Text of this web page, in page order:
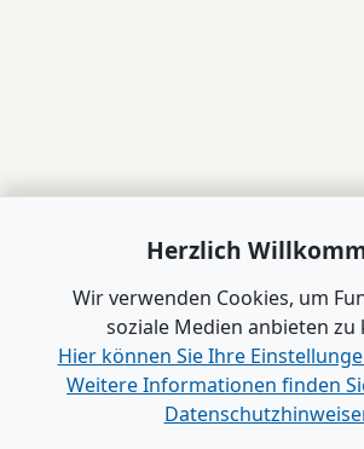
Herzlich
Wir verwenden Cookies, um
soziale Medien anbieten zu
Hier können Sie Ihre
Weitere Informationen finden